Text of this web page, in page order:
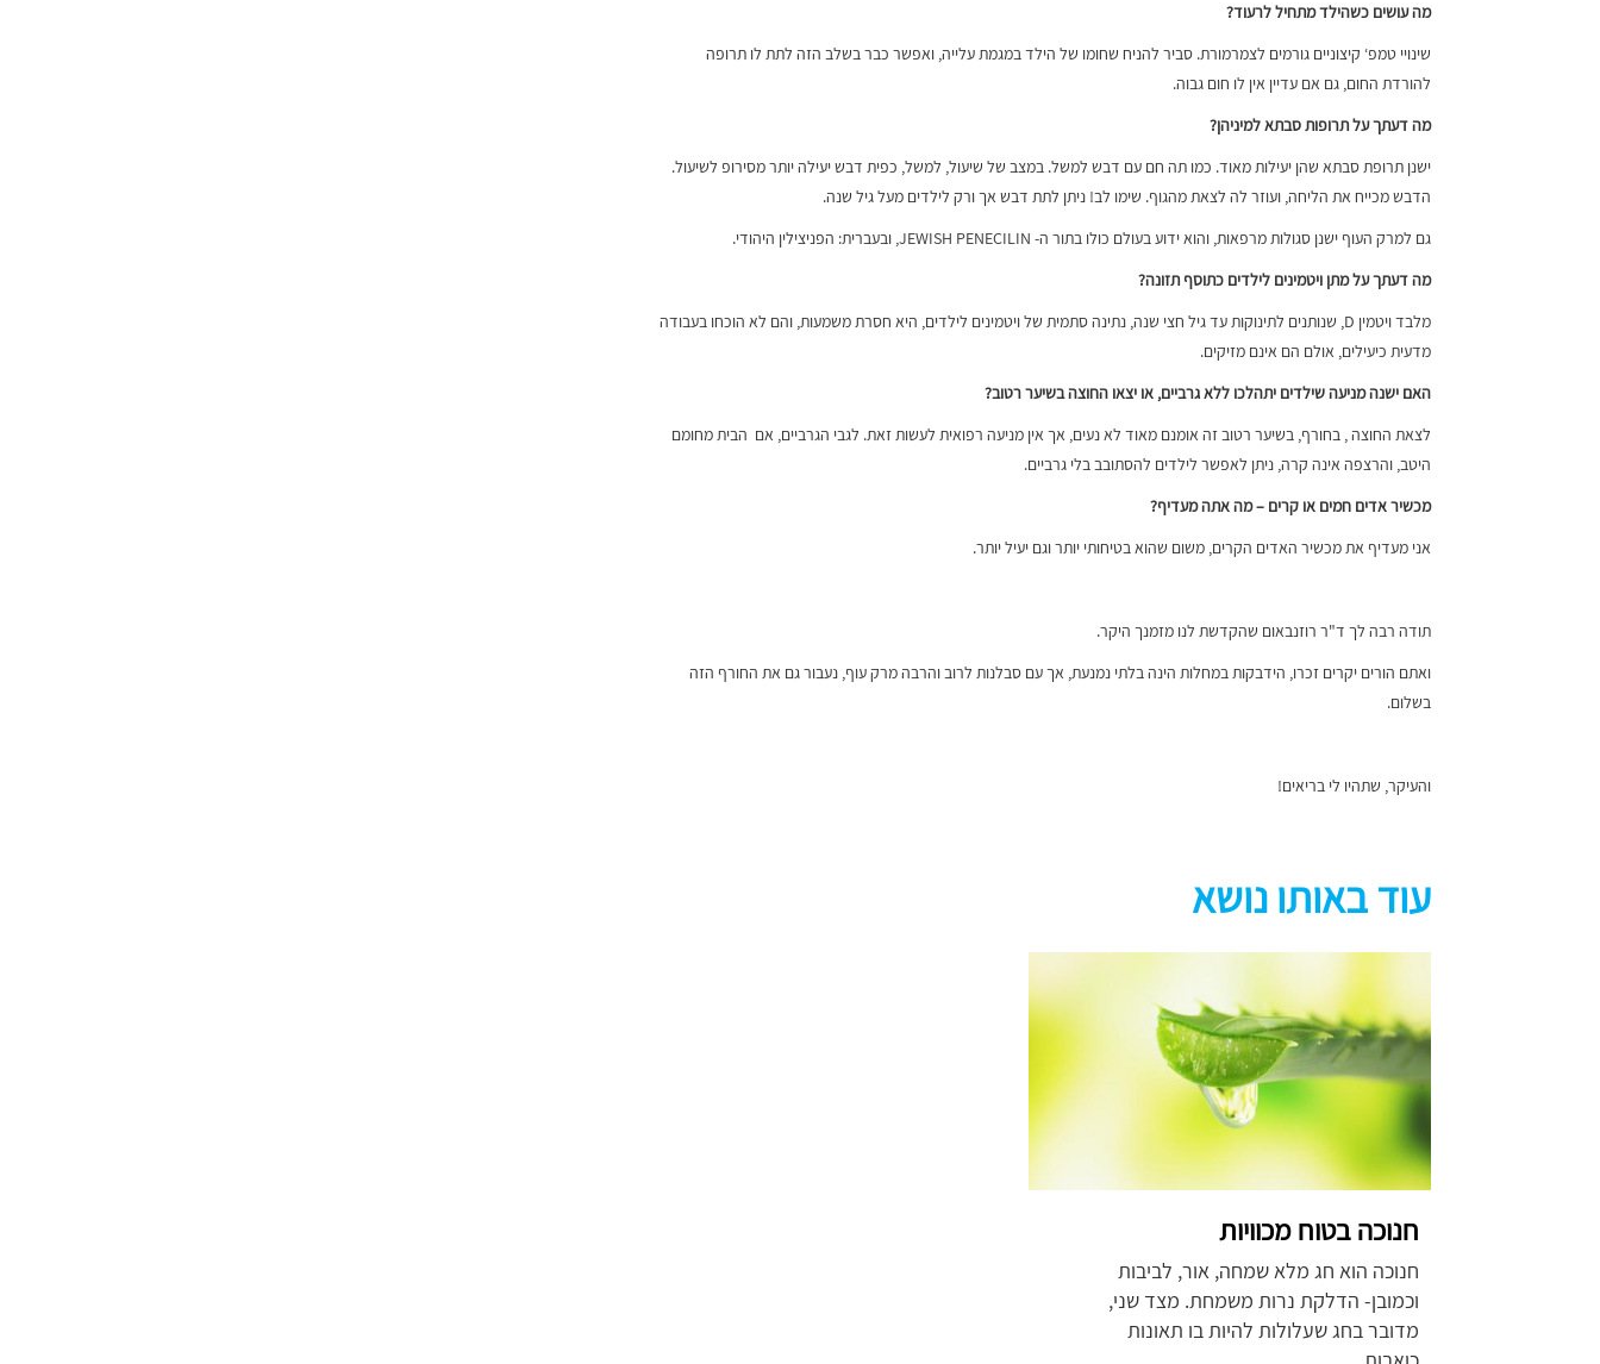
מה עושים כשהילד מתחיל לרעוד?
שינויי טמפ‘ קיצוניים גורמים לצמרמורת. סביר להניח שחומו של הילד במגמת עלייה, ואפשר כבר בשלב הזה לתת לו תרופה
להורדת החום, גם אם עדיין אין לו חום גבוה.
מה דעתך על תרופות סבתא למיניהן?
ישנן תרופת סבתא שהן יעילות מאוד. כמו תה חם עם דבש למשל. במצב של שיעול, למשל, כפית דבש יעילה יותר מסירופ לשיעול.
הדבש מכייח את הליחה, ועוזר לה לצאת מהגוף. שימו לב! ניתן לתת דבש אך ורק לילדים מעל גיל שנה.
גם למרק העוף ישנן סגולות מרפאות, והוא ידוע בעולם כולו בתור ה- JEWISH PENECILIN, ובעברית: הפניצילין היהודי.
מה דעתך על מתן ויטמינים לילדים כתוסף תזונה?
מלבד ויטמין D, שנותנים לתינוקות עד גיל חצי שנה, נתינה סתמית של ויטמינים לילדים, היא חסרת משמעות, והם לא הוכחו בעבודה
מדעית כיעילים, אולם הם אינם מזיקים.
האם ישנה מניעה שילדים יתהלכו ללא גרביים, או יצאו החוצה בשיער רטוב?
לצאת החוצה , בחורף, בשיער רטוב זה אומנם מאוד לא נעים, אך אין מניעה רפואית לעשות זאת. לגבי הגרביים, אם הבית מחומם
היטב, והרצפה אינה קרה, ניתן לאפשר לילדים להסתובב בלי גרביים.
מכשיר אדים חמים או קרים – מה אתה מעדיף?
אני מעדיף את מכשיר האדים הקרים, משום שהוא בטיחותי יותר וגם יעיל יותר.
תודה רבה לך ד"ר רוזנבאום שהקדשת לנו מזמנך היקר.
ואתם הורים יקרים זכרו, הידבקות במחלות הינה בלתי נמנעת, אך עם סבלנות לרוב והרבה מרק עוף, נעבור גם את החורף הזה
בשלום.
והעיקר, שתהיו לי בריאים!
עוד באותו נושא
חנוכה בטוח מכוויות
חנוכה הוא חג מלא שמחה, אור, לביבות
וכמובן- הדלקת נרות משמחת. מצד שני,
מדובר בחג שעלולות להיות בו תאונות